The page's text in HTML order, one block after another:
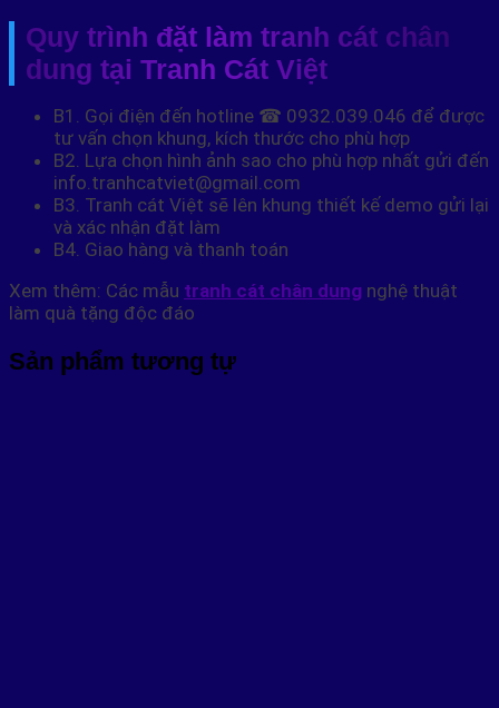
Quy trình đặt làm tranh cát chân
dung tại Tranh Cát Việt
B1. Gọi điện đến hotline ☎ 0932.039.046 để được
tư vấn chọn khung, kích thước cho phù hợp
B2. Lựa chọn hình ảnh sao cho phù hợp nhất gửi đến
info.tranhcatviet@gmail.com
B3. Tranh cát Việt sẽ lên khung thiết kế demo gửi lại
và xác nhận đặt làm
B4. Giao hàng và thanh toán
Xem thêm: Các mẫu tranh cát chân dung nghệ thuật
làm quà tặng độc đáo
Sản phẩm tương tự